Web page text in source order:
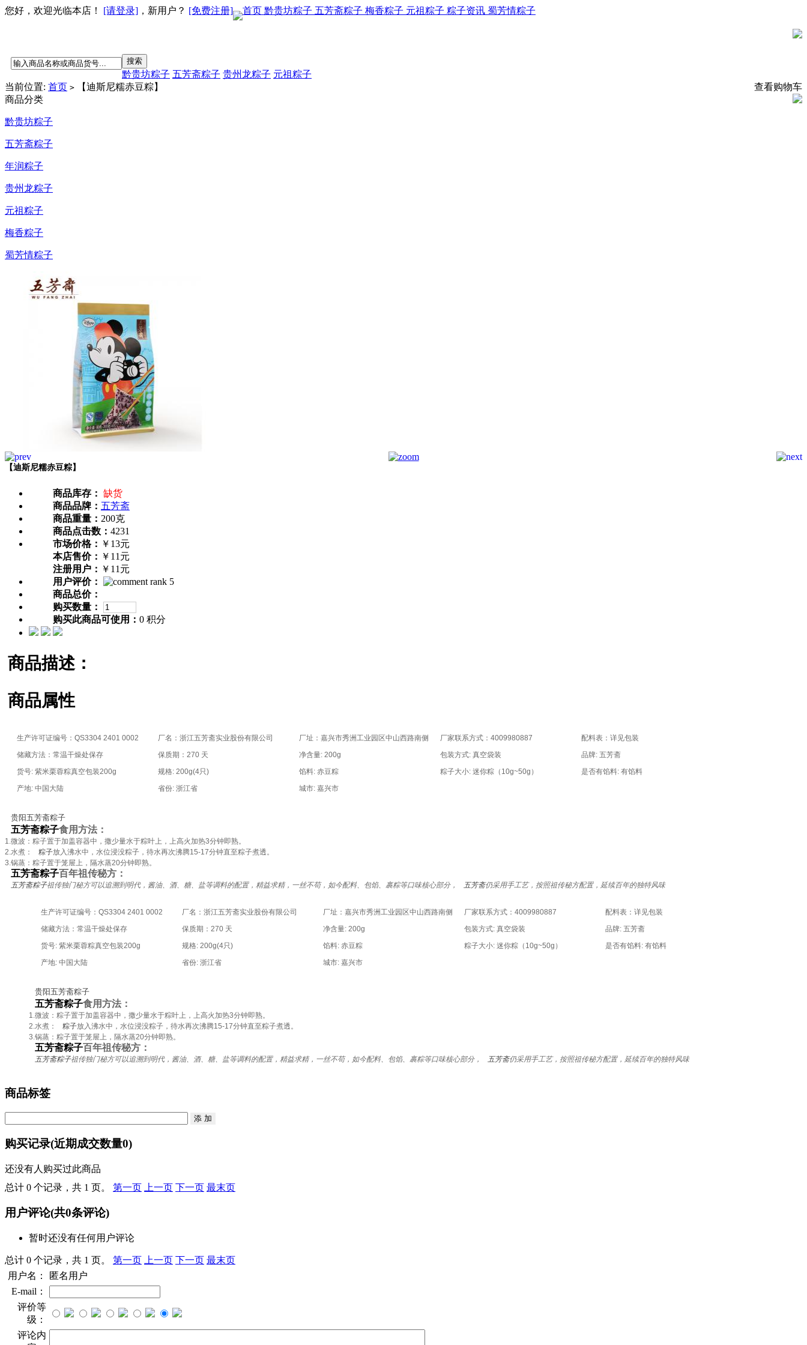
您好，欢迎光临本店！ [请登录] ，新用户？ [免费注册] 首页 黔贵坊粽子 五芳斋粽子 梅香粽子 元祖粽子 粽子资讯 蜀芳情粽子
黔贵坊粽子 五芳斋粽子 贵州龙粽子 元祖粽子
查看购物车
当前位置: 首页 > 【迪斯尼糯赤豆粽】
商品分类
黔贵坊粽子
五芳斋粽子
年润粽子
贵州龙粽子
元祖粽子
梅香粽子
蜀芳情粽子
【迪斯尼糯赤豆粽】
商品库存： 缺货
商品品牌： 五芳斋
商品重量： 200克
商品点击数： 4231
市场价格： ￥13元
本店售价： ￥11元
注册用户： ￥11元
用户评价：
商品总价：
购买数量：
购买此商品可使用： 0 积分
商品描述：
商品属性
生产许可证编号：QS3304 2401 0002 厂名：浙江五芳斋实业股份有限公司 厂址：嘉兴市秀洲工业园区中山西路南侧 厂家联系方式：4009980887
配料表：详见包装
储藏方法：常温干燥处保存
保质期：270 天 净含量: 200g 包装方式: 真空袋装
品牌: 五芳斋
货号: 紫米栗蓉粽真空包装200g
规格: 200g(4只) 馅料: 赤豆粽 粽子大小: 迷你粽（10g~50g）
是否有馅料: 有馅料
产地: 中国大陆
省份: 浙江省 城市: 嘉兴市
贵阳五芳斋粽子
五芳斋粽子食用方法：
1.微波：粽子置于加盖容器中，撒少量水于粽叶上，上高火加热3分钟即熟。
2.水煮： 粽子放入沸水中，水位浸没粽子，待水再次沸腾15-17分钟直至粽子煮透。
3.锅蒸：粽子置于笼屉上，隔水蒸20分钟即熟。
五芳斋粽子百年祖传秘方：
五芳斋粽子祖传独门秘方可以追溯到明代，酱油、酒、糖、盐等调料的配置，精益求精，一丝不苟，如今配料、包馅、裹粽等口味核心部分， 五芳斋仍采用手工艺，按照祖传秘方配置，延续百年的独特风味
生产许可证编号：QS3304 2401 0002 厂名：浙江五芳斋实业股份有限公司 厂址：嘉兴市秀洲工业园区中山西路南侧 厂家联系方式：4009980887
配料表：详见包装
储藏方法：常温干燥处保存
保质期：270 天 净含量: 200g 包装方式: 真空袋装
品牌: 五芳斋
货号: 紫米栗蓉粽真空包装200g
规格: 200g(4只) 馅料: 赤豆粽 粽子大小: 迷你粽（10g~50g）
是否有馅料: 有馅料
产地: 中国大陆
省份: 浙江省 城市: 嘉兴市
贵阳五芳斋粽子
五芳斋粽子食用方法：
1.微波：粽子置于加盖容器中，撒少量水于粽叶上，上高火加热3分钟即熟。
2.水煮： 粽子放入沸水中，水位浸没粽子，待水再次沸腾15-17分钟直至粽子煮透。
3.锅蒸：粽子置于笼屉上，隔水蒸20分钟即熟。
五芳斋粽子百年祖传秘方：
五芳斋粽子祖传独门秘方可以追溯到明代，酱油、酒、糖、盐等调料的配置，精益求精，一丝不苟，如今配料、包馅、裹粽等口味核心部分， 五芳斋仍采用手工艺，按照祖传秘方配置，延续百年的独特风味
商品标签
购买记录(近期成交数量0)
还没有人购买过此商品
总计 0 个记录，共 1 页。 第一页 上一页 下一页 最末页
用户评论(共0条评论)
暂时还没有任何用户评论
总计 0 个记录，共 1 页。 第一页 上一页 下一页 最末页
用户名：
匿名用户
E-mail：
评价等
级：
评论内